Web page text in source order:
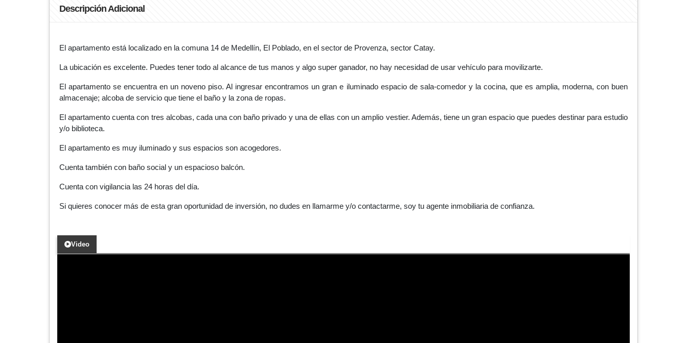
Descripción Adicional
El apartamento está localizado en la comuna 14 de Medellín, El Poblado, en el sector de Provenza, sector Catay.
La ubicación es excelente. Puedes tener todo al alcance de tus manos y algo super ganador, no hay necesidad de usar vehículo para movilizarte.
El apartamento se encuentra en un noveno piso. Al ingresar encontramos un gran e iluminado espacio de sala-comedor y la cocina, que es amplia, moderna, con buen
almacenaje; alcoba de servicio que tiene el baño y la zona de ropas.
El apartamento cuenta con tres alcobas, cada una con baño privado y una de ellas con un amplio vestier. Además, tiene un gran espacio que puedes destinar para estudio
y/o biblioteca.
El apartamento es muy iluminado y sus espacios son acogedores.
Cuenta también con baño social y un espacioso balcón.
Cuenta con vigilancia las 24 horas del día.
Si quieres conocer más de esta gran oportunidad de inversión, no dudes en llamarme y/o contactarme, soy tu agente inmobiliaria de confianza.
Video